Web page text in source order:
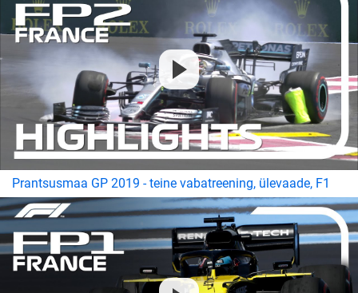
Prantsusmaa GP 2019 - teine vabatreening, ülevaade, F1